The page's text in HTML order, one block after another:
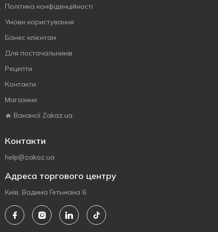
Політика конфіденційності
Умови користування
Бізнес клієнтам
Для постачальників
Рецепти
Контакти
Магазини
🔥 Вакансії Zakaz.ua
Контакти
help@zakaz.ua
Адреса торгового центру
Київ, Вадима Гетьмана 6